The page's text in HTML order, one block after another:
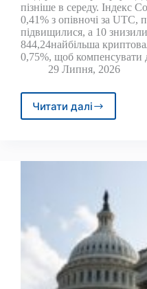
пізніше в середу. Індекс
0,41% з опівночі за UTC,
підвищилися, а 10
844,24найбільша
0,75%, щоб компенсувати
29 Липня, 2026
Читати далі
Біткойн
300,
реальний
крок
чекає
ФРС:
Crypto
Markets
Today